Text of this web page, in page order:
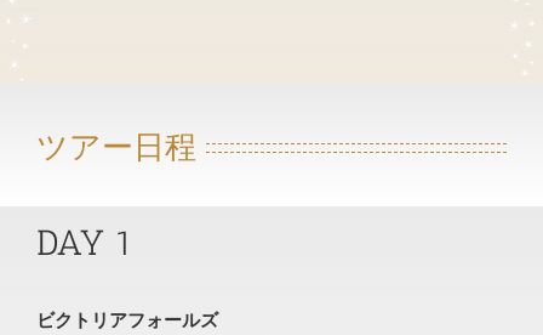
ツアー日程
DAY 1
ビクトリアフォールズ